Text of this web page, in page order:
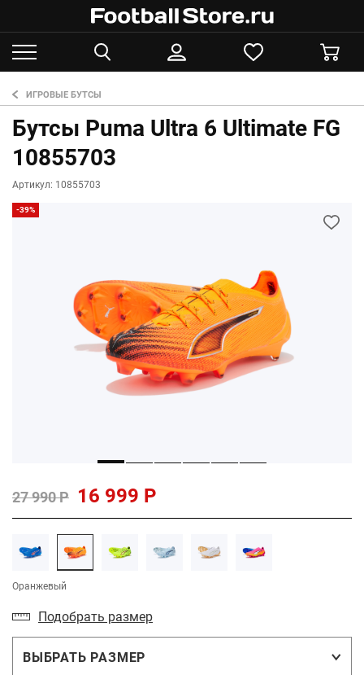
ИГРОВЫЕ БУТСЫ
Бутсы Puma Ultra 6 Ultimate FG
10855703
Артикул: 10855703
-39%
27 990 Р 16 999 Р
Оранжевый
Подобрать размер
ВЫБРАТЬ РАЗМЕР